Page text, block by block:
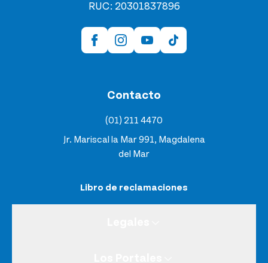
RUC: 20301837896
Contacto
(01) 211 4470
Jr. Mariscal la Mar 991, Magdalena
del Mar
Libro de reclamaciones